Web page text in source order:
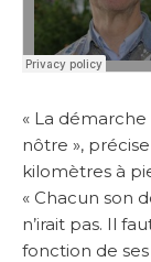
« La
nôtre »,
kilomètres à
« Chacun son
n’irait pas. Il
fonction de